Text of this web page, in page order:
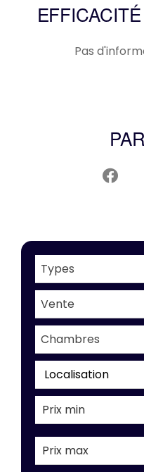
Pas
Types
Vente
Chambres
Localisation